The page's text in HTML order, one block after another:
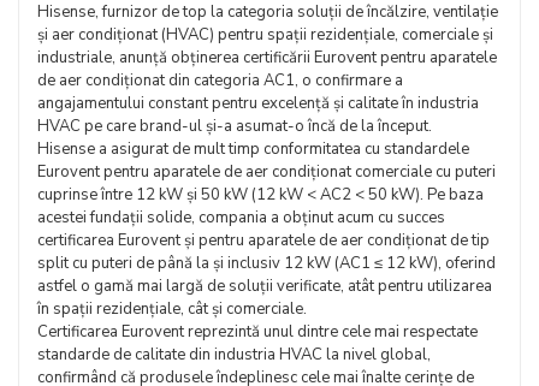
Hisense, furnizor de top la categoria soluții de încălzire, ventilație
și aer condiționat (HVAC) pentru spații rezidențiale, comerciale și
industriale, anunță obținerea certificării Eurovent pentru aparatele
de aer condiționat din categoria AC1, o confirmare a
angajamentului constant pentru excelență și calitate în industria
HVAC pe care brand-ul și-a asumat-o încă de la început.
Hisense a asigurat de mult timp conformitatea cu standardele
Eurovent pentru aparatele de aer condiționat comerciale cu puteri
cuprinse între 12 kW și 50 kW (12 kW < AC2 < 50 kW). Pe baza
acestei fundații solide, compania a obținut acum cu succes
certificarea Eurovent și pentru aparatele de aer condiționat de tip
split cu puteri de până la și inclusiv 12 kW (AC1 ≤ 12 kW), oferind
astfel o gamă mai largă de soluții verificate, atât pentru utilizarea
în spații rezidențiale, cât și comerciale.
Certificarea Eurovent reprezintă unul dintre cele mai respectate
standarde de calitate din industria HVAC la nivel global,
confirmând că produsele îndeplinesc cele mai înalte cerințe de